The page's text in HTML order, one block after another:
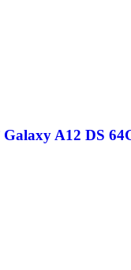
Galaxy A12 DS